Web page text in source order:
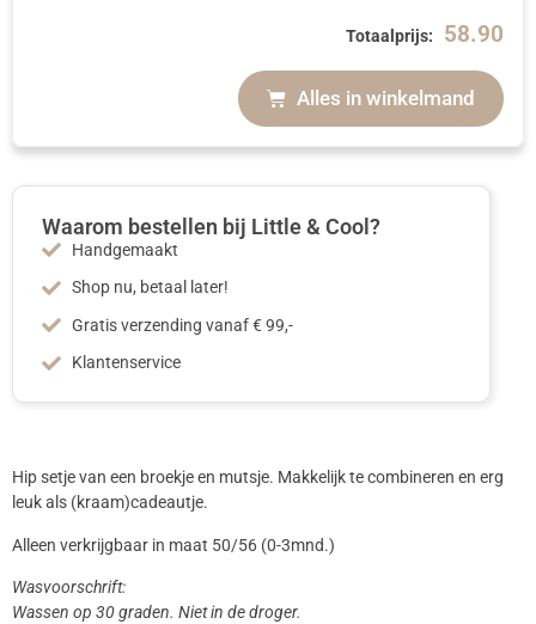
Totaalprijs: 58.90
Alles in winkelmand
Waarom bestellen bij Little & Cool?
Handgemaakt
Shop nu, betaal later!
Gratis verzending vanaf € 99,-
Klantenservice
Hip setje van een broekje en mutsje. Makkelijk te combineren en erg
leuk als (kraam)cadeautje.
Alleen verkrijgbaar in maat 50/56 (0-3mnd.)
Wasvoorschrift:
Wassen op 30 graden. Niet in de droger.